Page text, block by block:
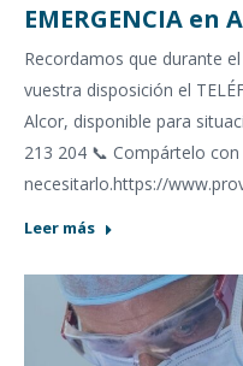
EMERGENCIA en
Recordamos que durante
vuestra disposición el
Alcor, disponible para
213 204 📞 Compártelo
necesitarlo.https://
Leer más